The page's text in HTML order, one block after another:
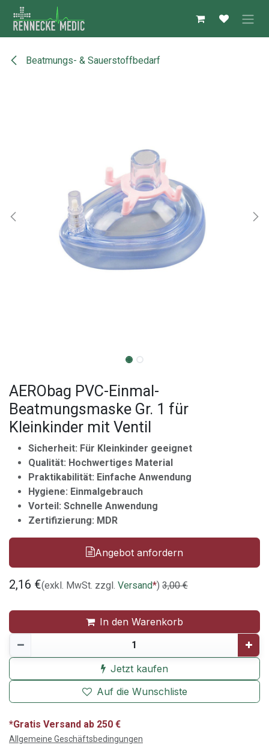
Zum Inhalt springen
Beatmungs- & Sauerstoffbedarf
AERObag PVC-Einmal-
Beatmungsmaske Gr. 1 für
Kleinkinder mit Ventil
Sicherheit: Für Kleinkinder geeignet
Qualität: Hochwertiges Material
Praktikabilität: Einfache Anwendung
Hygiene: Einmalgebrauch
Vorteil: Schnelle Anwendung
Zertifizierung: MDR
Angebot anfordern
2,16 €(exkl. MwSt. zzgl. Versand*) 3,00€
In den Warenkorb
Jetzt kaufen
Auf die Wunschliste
*Gratis Versand ab 250 €
Allgemeine Geschäftsbedingungen